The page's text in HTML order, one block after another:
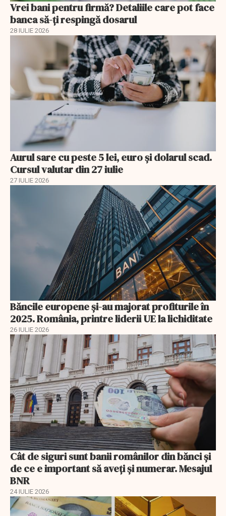
Vrei bani pentru firmă? Detaliile care pot face
banca să-ți respingă dosarul
28 IULIE 2026
Aurul sare cu peste 5 lei, euro și dolarul scad.
Cursul valutar din 27 iulie
27 IULIE 2026
Băncile europene și-au majorat profiturile în
2025. România, printre liderii UE la lichiditate
26 IULIE 2026
Cât de siguri sunt banii românilor din bănci şi
de ce e important să aveţi şi numerar. Mesajul
BNR
24 IULIE 2026